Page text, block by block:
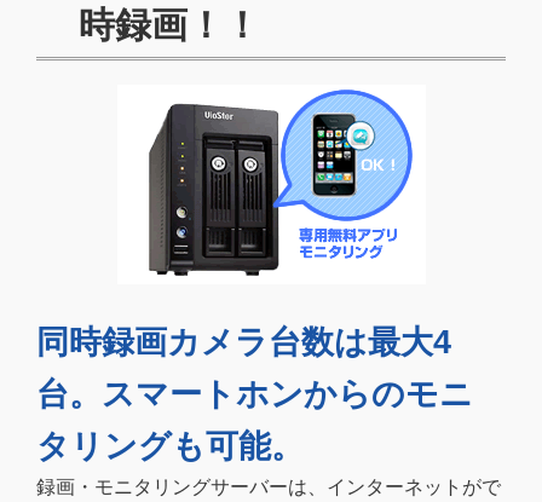
時録画！！
同時録画カメラ台数は最大4
台。スマートホンからのモニ
タリングも可能。
録画・モニタリングサーバーは、インターネットがで